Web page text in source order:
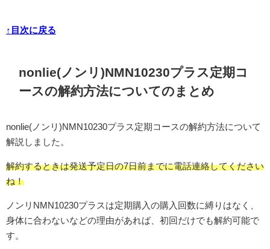
↑目次に戻る
nonlie(ノンリ)NMN10230プラス定期コ
ースの解約方法についてのまとめ
nonlie(ノンリ)NMN10230プラス定期コースの解約方法について
解説しました。
解約するときは発送予定日の7日前までに電話連絡してください
ね！
ノンリNMN10230プラスは定期購入の購入回数に縛りはなく、
身体に合わないなどの理由があれば、初回だけでも解約可能で
す。